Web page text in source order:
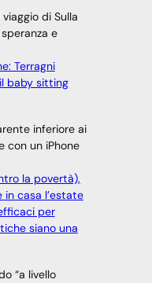
di Sulla
e
Terragni
baby sitting
inferiore ai
con un iPhone
la povertà),
casa l’estate
per
siano una
“a livello